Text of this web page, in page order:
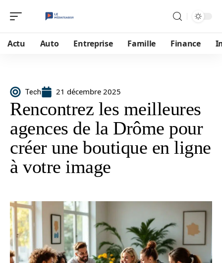
Actu Auto Entreprise Famille Finance
Tech 21 décembre 2025
Rencontrez les meilleures
agences de la Drôme pour
créer une boutique en ligne
à votre image